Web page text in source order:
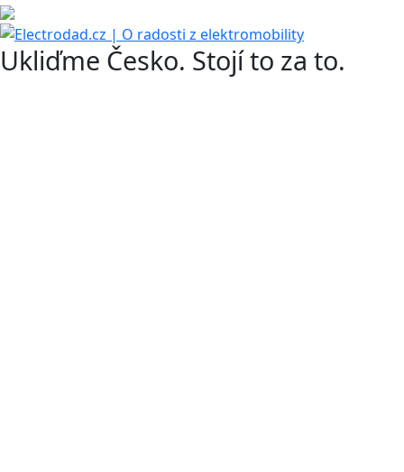
Ukliďme Česko. Stojí to za to.